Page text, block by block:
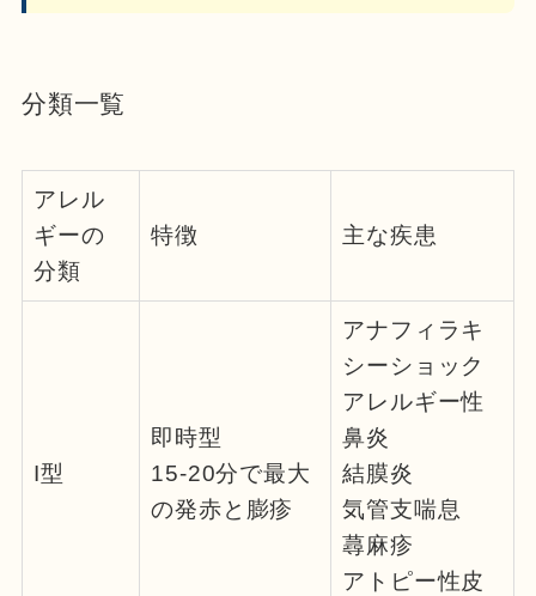
分類一覧
アレル
ギーの
分類
特徴 主な疾患
I型
即時型
15-20分で最大
の発赤と膨疹
アナフィラキ
シーショック
アレルギー性
鼻炎
結膜炎
気管支喘息
蕁麻疹
アトピー性皮